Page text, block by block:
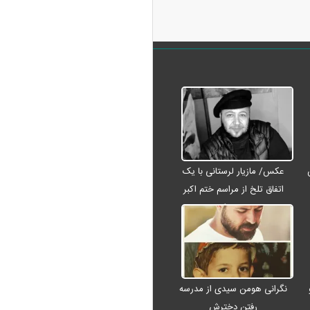
عکس/ مازیار لرستانی با یک
اتفاق تلخ از مراسم ختم اکبر
عبدی رفت
نگرانی هومن سیدی از مدرسه